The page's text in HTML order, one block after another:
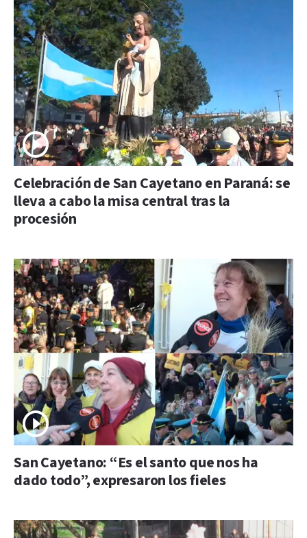
Celebración de San Cayetano en Paraná: se
lleva a cabo la misa central tras la
procesión
San Cayetano: “Es el santo que nos ha
dado todo”, expresaron los fieles